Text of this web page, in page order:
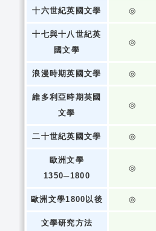
十六世紀英國文學 ◎
十七與十八世紀英
國文學
◎
浪漫時期英國文學 ◎
維多利亞時期英國
文學
◎
二十世紀英國文學 ◎
歐洲文學
1350─1800
◎
歐洲文學1800以後 ◎
文學研究方法